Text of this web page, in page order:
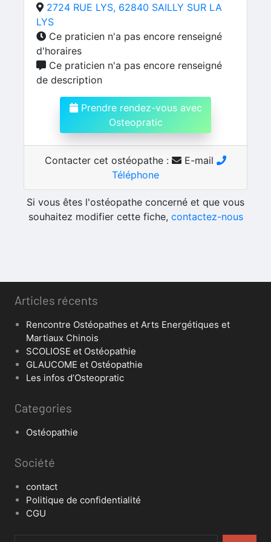
2724 RUE LYS, 62840 SAILLY SUR LA
LYS
Ce praticien n'a pas encore renseigné
d'horaires
Ce praticien n'a pas encore renseigné
de description
Prendre rendez-vous avec
Osteopratic
Contacter cet ostéopathe :
E-mail
Téléphone
Si vous êtes l'ostéopathe concerné et que vous
souhaitez modifier cette fiche, contactez-nous
Articles récents
Rencontre Ostéopathes et Arts Energétiques et
Martiaux Chinois
SCOLIOSE et Ostéopathie
GLAUCOME et Ostéopathie
Les infos d’Osteopratic
Categories
Ostéopathie
Société
contact
Politique de confidentialité
CGU